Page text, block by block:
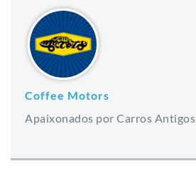
Coffee Motors
Apaixonados por Carros Antigos